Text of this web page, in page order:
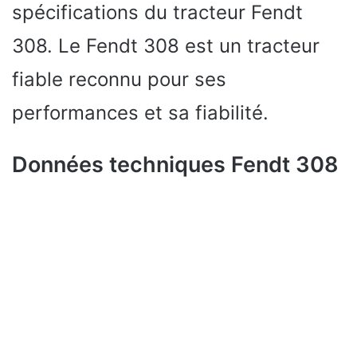
spécifications du tracteur Fendt
308. Le Fendt 308 est un tracteur
fiable reconnu pour ses
performances et sa fiabilité.
Données techniques Fendt 308